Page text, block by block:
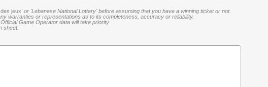
jeux' or 'Lebanese National Lottery' before assuming that you have a winning ticket or not.
warranties or representations as to its completeness, accuracy or reliability.
Game Operator data will take priority
sheet.